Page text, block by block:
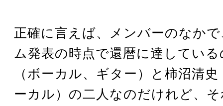
正確に言えば、メンバーのなか
ム発表の時点で還暦に達してい
（ボーカル、ギター）と柿沼清
ーカル）の二人なのだけれど、